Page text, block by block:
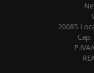
20085
Cap.